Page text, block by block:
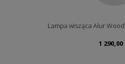
Lampa wisząca Alur
1 290,00